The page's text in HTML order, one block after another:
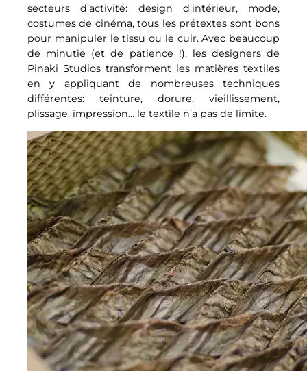
secteurs d’activité: design d’intérieur, mode,
costumes de cinéma, tous les prétextes sont bons
pour manipuler le tissu ou le cuir. Avec beaucoup
de minutie (et de patience !), les designers de
Pinaki Studios transforment les matières textiles
en y appliquant de nombreuses techniques
différentes: teinture, dorure, vieillissement,
plissage, impression… le textile n’a pas de limite.